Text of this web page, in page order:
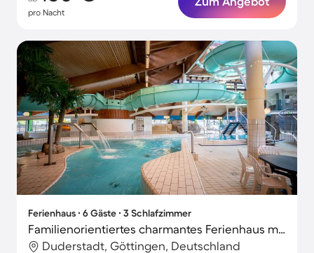
pro Nacht
Ferienhaus ∙ 6 Gäste ∙ 3 Schlafzimmer
Familienorientiertes charmantes Ferienhaus mit Sauna
Duderstadt, Göttingen, Deutschland